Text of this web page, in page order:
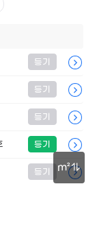
6.87억
3.65억
'19. 06
5.78억
'18. 11
22.42억
'17. 02
m²
등기
등기
등기
등기
등기